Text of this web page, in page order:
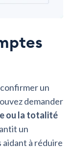
un
demander
ou la totalité
un
aidant à réduire